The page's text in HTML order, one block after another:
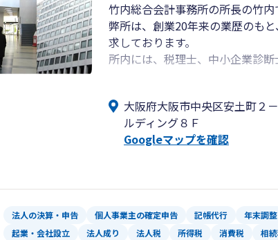
竹内総合会計事務所の所長の竹内
弊所は、創業20年来の業歴のも
求しております。
所内には、税理士、中小企業診
り、中小企業者様に対し、経営
ぜひ、一度ご相談にお越しくだ
大阪府大阪市中央区安土町２
ルディング８Ｆ
Googleマップを確認
法人の決算・申告 個人事業主の確定申告 記帳代行 年末調整
起業・会社設立
法人成り 法人税 所得税 消費税 相